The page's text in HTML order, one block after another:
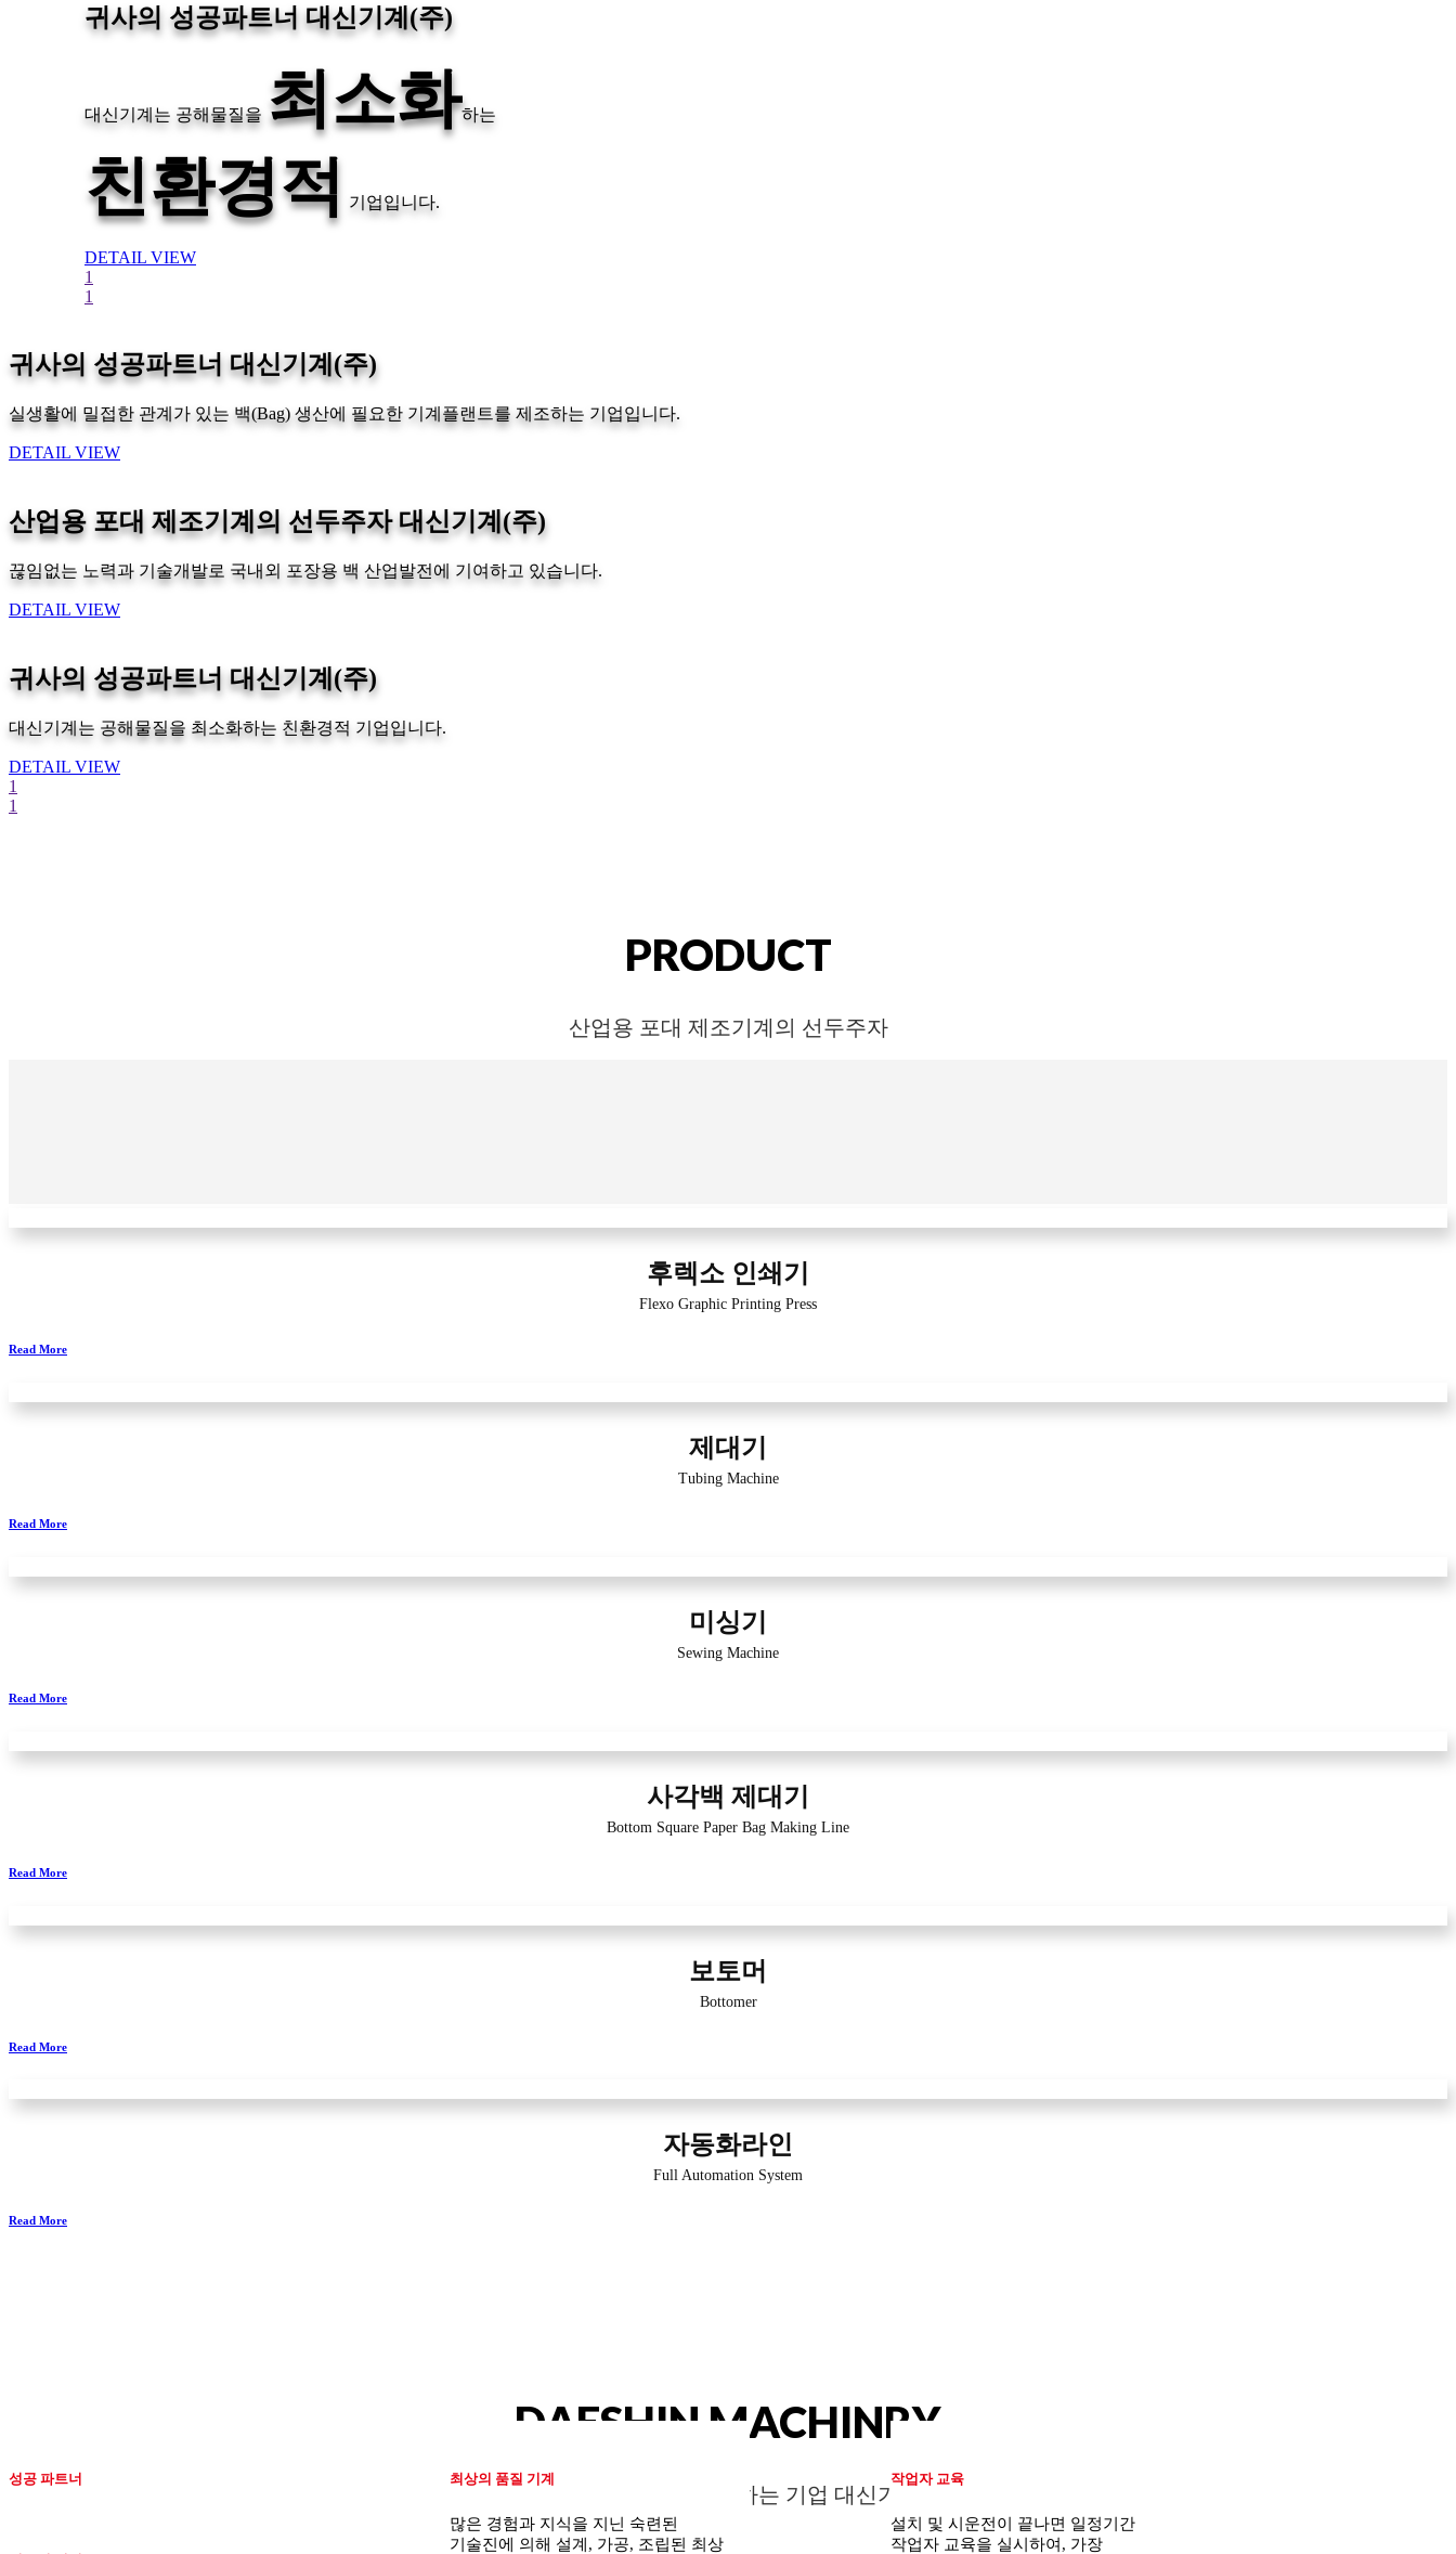
귀사의 성공파트너 대신기계(주)
대신기계는 공해물질을 최소화하는
친환경적 기업입니다.
DETAIL VIEW
1
1
귀사의 성공파트너 대신기계(주)
실생활에 밀접한 관계가 있는 백(Bag) 생산에 필요한 기계플랜트를 제조하는 기업입니다.
DETAIL VIEW
산업용 포대 제조기계의 선두주자 대신기계(주)
끊임없는 노력과 기술개발로 국내외 포장용 백 산업발전에 기여하고 있습니다.
DETAIL VIEW
귀사의 성공파트너 대신기계(주)
대신기계는 공해물질을 최소화하는 친환경적 기업입니다.
DETAIL VIEW
1
1
PRODUCT
산업용 포대 제조기계의 선두주자
후렉소 인쇄기
Flexo Graphic Printing Press
Read More
제대기
Tubing Machine
Read More
미싱기
Sewing Machine
Read More
사각백 제대기
Bottom Square Paper Bag Making Line
Read More
보토머
Bottomer
Read More
자동화라인
Full Automation System
Read More
DAESHIN MACHINRY
글로벌시장에서 주목하는 기업 대신기계
성공 파트너 최상의 품질 기계
많은 경험과 지식을 지닌 숙련된
기술진에 의해 설계, 가공, 조립된 최상
작업자 교육
설치 및 시운전이 끝나면 일정기간
작업자 교육을 실시하여, 가장